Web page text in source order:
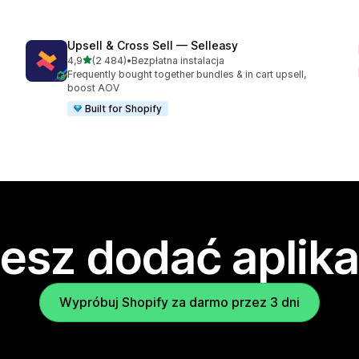
Upsell & Cross Sell — Selleasy
4,9na 5 gwiazdek
(2 484)
Łączna liczba recenzji: 2484
•Bezpłatna instalacja
Frequently bought together bundles & in cart upsell,
boost AOV
Built for Shopify
dodać
Wypróbuj Shopify za darmo przez 3 dni